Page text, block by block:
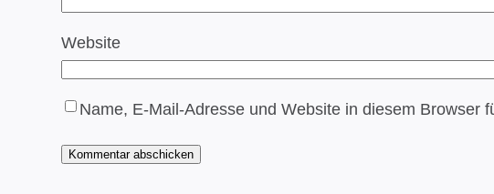
Website
Name, E-Mail-Adresse und Website in diesem Browser